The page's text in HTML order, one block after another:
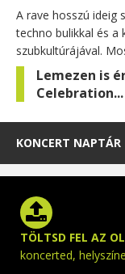
A rave hosszú ideig
techno bulikkal és a
szubkultúrájával.
Lemezen is
Celebration...
KONCERT NAPTÁR
TÖLTSD FEL AZ
koncerted,